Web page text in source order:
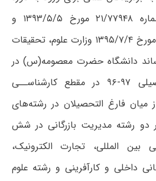
های تحصیلی بالاتر” شماره ۲۱/۷۷۹۴۸ مورخ ۱۳۹۳/۵/۵ و
اصلاحیه شماره ۲/۱۴۰۰۳۶ مورخ ۱۳۹۵/۷/۴ وزارت علوم، تحقیقات
دانشگاه حضرت معصومه(س) در
نیمسال اول سـال تحصیلی ۹۷-۹۶ در مقطع کارشناســی
میان فارغ التحصیلان در رشته‌های
دو رشته مدیریت بازرگانی در شش
بین المللی، تجارت الکترونیک،
داخلی و کارآفرینی و رشته علوم